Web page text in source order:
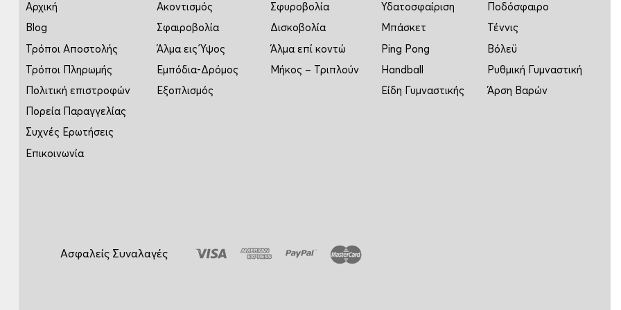
Αρχική
Blog
Τρόποι Αποστολής
Τρόποι Πληρωμής
Πολιτική επιστροφών
Πορεία Παραγγελίας
Συχνές Ερωτήσεις
Επικοινωνία
Ακοντισμός
Σφυροβολία
Σφαιροβολία
Δισκοβολία
Άλμα εις Ύψος
Άλμα επί κοντώ
Εμπόδια-Δρόμος
Μήκος – Τριπλούν
Εξοπλισμός
Υδατοσφαίριση
Ποδόσφαιρο
Μπάσκετ
Τέννις
Ping Pong
Βόλεϋ
Handball
Ρυθμική Γυμναστική
Είδη Γυμναστικής
Άρση Βαρών
Ασφαλείς Συναλαγές